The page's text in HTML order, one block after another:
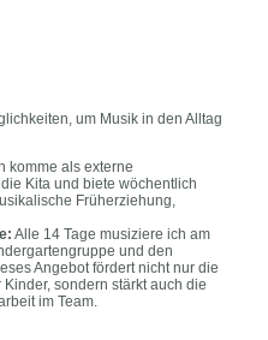
um Musik in den Alltag
komme als externe
Kita und biete wöchentlich
Früherziehung,
Alle 14 Tage musiziere ich am
und den
Angebot fördert nicht nur die
sondern stärkt auch die
im Team.